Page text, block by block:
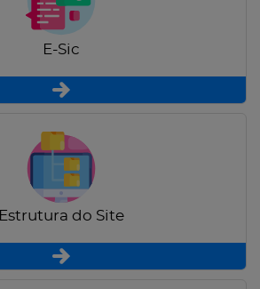
E-Sic
Estrutura do Site